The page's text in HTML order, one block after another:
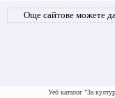
Още сайтове можете
Уеб каталог "За